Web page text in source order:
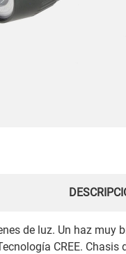
de luz. Un haz muy
CREE.